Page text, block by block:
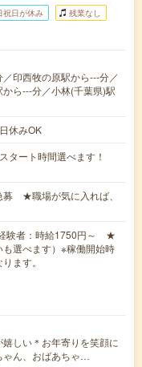
祝日が休み 残業なし
印西牧の原駅から---分／
ら---分／小林(千葉県)駅
休みOK
ート時間選べます！
★職場が気に入れば、
験者：時給1750円～ ★
選べます）※稼働開始時
ます。
しい＊お年寄りを笑顔に
ゃん、おばあちゃ…